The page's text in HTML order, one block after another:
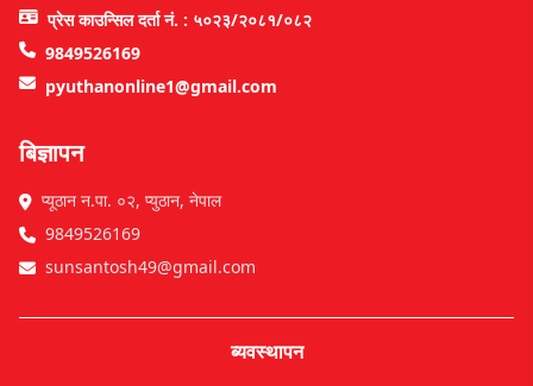
प्रेस काउन्सिल दर्ता नं. : ५०२३/२०८१/०८२
9849526169
pyuthanonline1@gmail.com
बिज्ञापन
प्यूठान न.पा. ०२, प्युठान, नेपाल
9849526169
sunsantosh49@gmail.com
ब्यवस्थापन